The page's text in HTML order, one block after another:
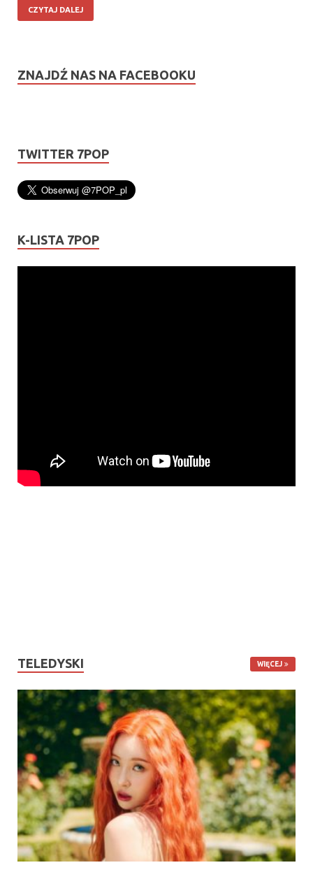
CZYTAJ DALEJ
ZNAJDŹ NAS NA FACEBOOKU
TWITTER 7POP
K-LISTA 7POP
TELEDYSKI WIĘCEJ